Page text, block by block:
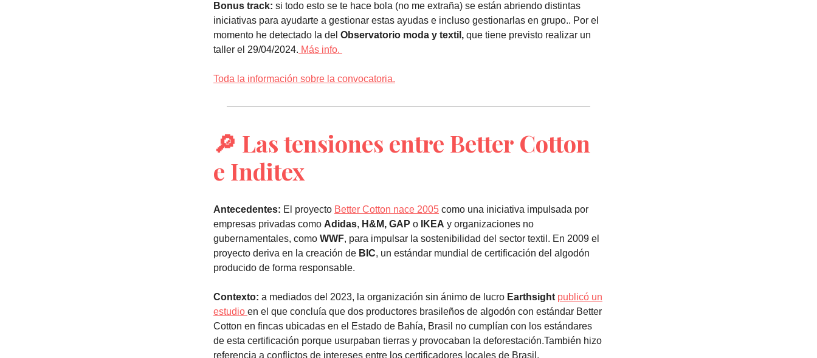
Bonus track: si todo esto se te hace bola (no me extraña) se están abriendo distintas
iniciativas para ayudarte a gestionar estas ayudas e incluso gestionarlas en grupo.. Por el
momento he detectado la del Observatorio moda y textil, que tiene previsto realizar un
taller el 29/04/2024. Más info.
Toda la información sobre la convocatoria.
🔎 Las tensiones entre Better Cotton
e Inditex
Antecedentes: El proyecto Better Cotton nace 2005 como una iniciativa impulsada por
empresas privadas como Adidas, H&M, GAP o IKEA y organizaciones no
gubernamentales, como WWF, para impulsar la sostenibilidad del sector textil. En 2009 el
proyecto deriva en la creación de BIC, un estándar mundial de certificación del algodón
producido de forma responsable.
Contexto: a mediados del 2023, la organización sin ánimo de lucro Earthsight publicó un
estudio en el que concluía que dos productores brasileños de algodón con estándar Better
Cotton en fincas ubicadas en el Estado de Bahía, Brasil no cumplían con los estándares
de esta certificación porque usurpaban tierras y provocaban la deforestación.También hizo
referencia a conflictos de intereses entre los certificadores locales de Brasil.